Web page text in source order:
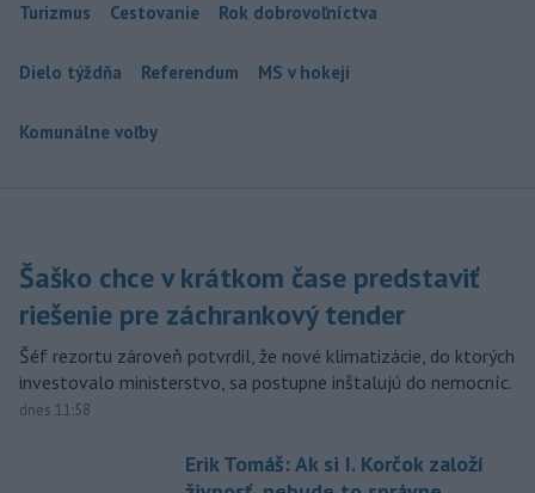
Turizmus Cestovanie Rok dobrovoľníctva
Dielo týždňa Referendum MS v hokeji
Komunálne voľby
Šaško chce v krátkom čase predstaviť
riešenie pre záchrankový tender
Šéf rezortu zároveň potvrdil, že nové klimatizácie, do ktorých
investovalo ministerstvo, sa postupne inštalujú do nemocníc.
dnes 11:58
Erik Tomáš: Ak si I. Korčok založí